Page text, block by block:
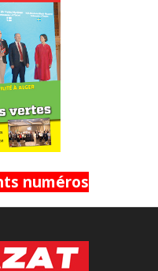
numéros